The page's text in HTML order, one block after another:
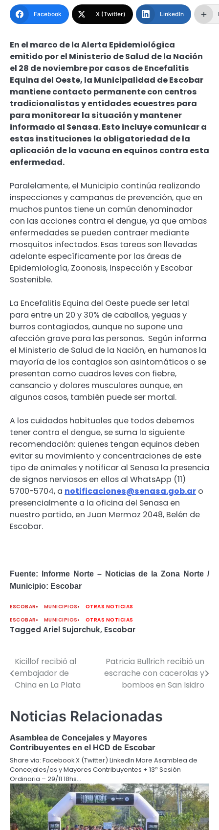
Facebook X (Twitter) LinkedIn
En el marco de la Alerta Epidemiológica
emitido por el Ministerio de Salud de la Nación
el 28 de noviembre por casos de Encefalitis
Equina del Oeste, la Municipalidad de Escobar
mantiene contacto permanente con centros
tradicionalistas y entidades ecuestres para
para monitorear la situación y mantener
informado al Senasa. Esto incluye comunicar a
estas instituciones la obligatoriedad de la
aplicación de la vacuna en equinos contra esta
enfermedad.
Paralelamente, el Municipio continúa realizando
inspecciones y campañas de prevención, que en
muchos puntos tiene un común denominador
con las acciones contra el dengue, ya que ambas
enfermedades se pueden contraer mediante
mosquitos infectados. Esas tareas son llevadas
adelante específicamente por las áreas de
Epidemiología, Zoonosis, Inspección y Escobar
Sostenible.
La Encefalitis Equina del Oeste puede ser letal
para entre un 20 y 30% de caballos, yeguas y
burros contagiados, aunque no supone una
afección grave para las personas. Según informa
el Ministerio de Salud de la Nación, en humanos la
mayoría de los contagios son asintomáticos o se
presentan como cuadros leves con fiebre,
cansancio y dolores musculares aunque, en
algunos casos, también puede ser mortal.
A los cuidados habituales que todos debemos
tener contra el dengue, se suma la siguiente
recomendación: quienes tengan equinos deben
evitar su movimiento y concentraciones de este
tipo de animales y notificar al Senasa la presencia
de signos nerviosos en ellos al WhatsApp (11)
5700-5704, a notificaciones@senasa.gob.ar o
presencialmente a la oficina del Senasa en
nuestro partido, en Juan Mermoz 2048, Belén de
Escobar.
Fuente: Informe Norte – Noticias de la Zona Norte /
Municipio: Escobar
ESCOBAR MUNICIPIOS
OTRAS NOTICIAS
ESCOBAR
MUNICIPIOS OTRAS NOTICIAS
Tagged Ariel Sujarchuk, Escobar
Navegación
de
Kicillof recibió al
embajador de
China en La Plata
Patricia Bullrich recibió un
escrache con cacerolas y
bombos en San Isidro
Noticias Relacionadas
Asamblea de Concejales y Mayores
Contribuyentes en el HCD de Escobar
Share via: Facebook X (Twitter) LinkedIn More Asamblea de
Concejales/as y Mayores Contribuyentes + 13ª Sesión
Ordinaria – 29/11 18hs…